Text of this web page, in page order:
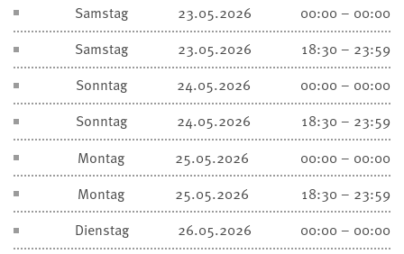
Samstag
23.05.2026
00:00 – 00:00
Samstag
23.05.2026
18:30 – 23:59
Sonntag
24.05.2026
00:00 – 00:00
Sonntag
24.05.2026
18:30 – 23:59
Montag
25.05.2026
00:00 – 00:00
Montag
25.05.2026
18:30 – 23:59
Dienstag
26.05.2026
00:00 – 00:00